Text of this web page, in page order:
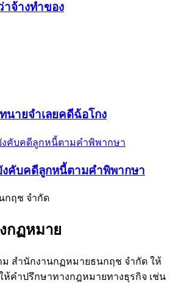
าจ้างทำของ
นายจำเลยคดีฉ้อโกง
งคับคดีลูกหนี้ตามคำพิพากษา
กฏหมาย
สำนักงานกฏหมายธนกฤช จำกัด ให้
ห้คำปรึกษาทางกฎหมายทางธุรกิจ เช่น